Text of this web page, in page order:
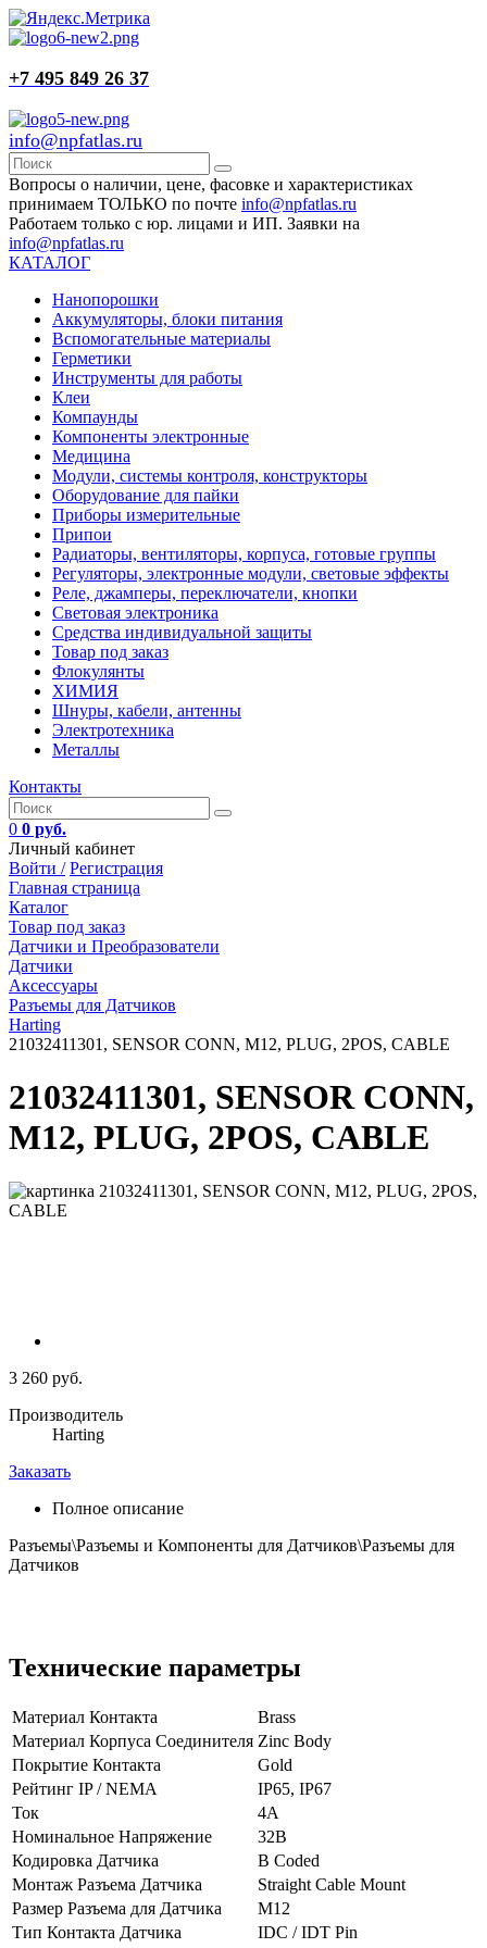
+7 495 849 26 37
info@npfatlas.ru
Вопросы о наличии, цене, фасовке и характеристиках
принимаем ТОЛЬКО по почте info@npfatlas.ru
Работаем только с юр. лицами и ИП. Заявки на
info@npfatlas.ru
КАТАЛОГ
Нанопорошки
Аккумуляторы, блоки питания
Вспомогательные материалы
Герметики
Инструменты для работы
Клеи
Компаунды
Компоненты электронные
Медицина
Модули, системы контроля, конструкторы
Оборудование для пайки
Приборы измерительные
Припои
Радиаторы, вентиляторы, корпуса, готовые группы
Регуляторы, электронные модули, световые эффекты
Реле, джамперы, переключатели, кнопки
Световая электроника
Средства индивидуальной защиты
Товар под заказ
Флокулянты
ХИМИЯ
Шнуры, кабели, антенны
Электротехника
Металлы
Контакты
0 0 руб.
Личный кабинет
Войти / Регистрация
Главная страница
Каталог
Товар под заказ
Датчики и Преобразователи
Датчики
Аксессуары
Разъемы для Датчиков
Harting
21032411301, SENSOR CONN, M12, PLUG, 2POS, CABLE
21032411301, SENSOR CONN,
M12, PLUG, 2POS, CABLE
3 260 руб.
Производитель
Harting
Заказать
Полное описание
Разъемы\Разъемы и Компоненты для Датчиков\Разъемы для
Датчиков
Технические параметры
Материал Контакта
Brass
Материал Корпуса Соединителя Zinc Body
Покрытие Контакта
Gold
Рейтинг IP / NEMA
IP65, IP67
Ток
4А
Номинальное Напряжение
32В
Кодировка Датчика
B Coded
Монтаж Разъема Датчика
Straight Cable Mount
Размер Разъема для Датчика
M12
Тип Контакта Датчика
IDC / IDT Pin